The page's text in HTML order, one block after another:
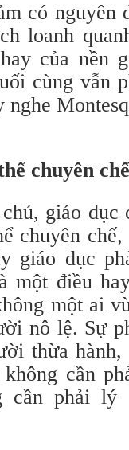
có nguyên
loanh
của nền
cùng vẫn
nghe
chuyên chế
giáo
chuyên
giáo dục
một điều
một ai
nô lệ. Sự
thừa
cần
cần phải